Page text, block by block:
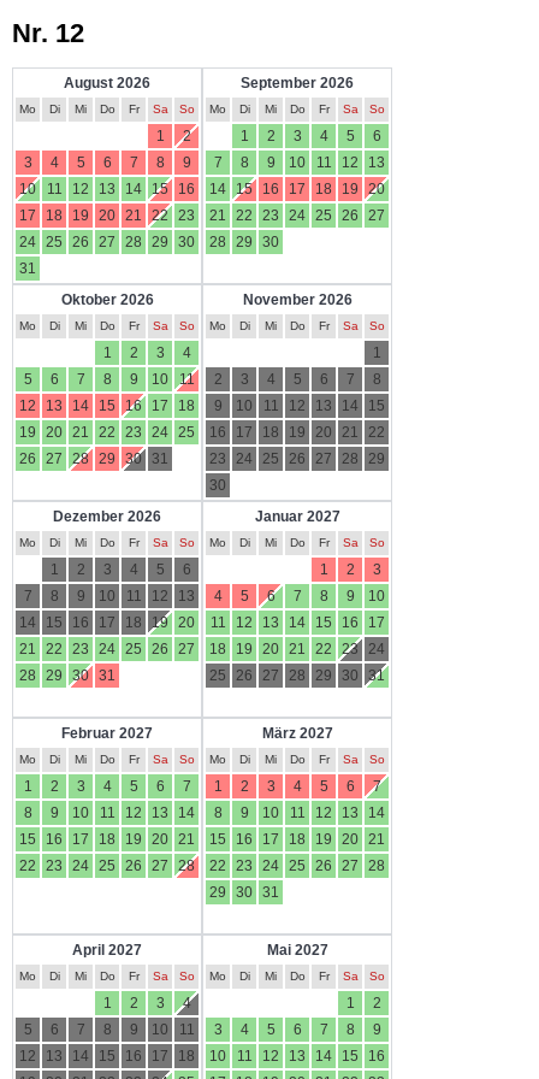
Nr. 12
August 2026
Mo Di Mi Do Fr Sa So
1
2
3
4 5 6 7 8
9
10
11 12 13 14 15
16
17
18 19 20 21 22
23
24 25 26 27 28 29
30
31
September 2026
Mo Di Mi Do Fr Sa So
1 2 3 4 5
6
7
8 9 10 11 12
13
14
15 16 17 18 19
20
21
22 23 24 25 26
27
28
29 30
Oktober 2026
Mo Di Mi Do Fr Sa So
1 2 3
4
5
6 7 8 9 10
11
12
13 14 15 16 17
18
19
20 21 22 23 24 25
26
27 28 29 30 31
November 2026
Mo Di Mi Do Fr Sa So
1
2
3 4 5 6 7
8
9
10 11 12 13 14
15
16
17 18 19 20 21
22
23
24 25 26 27 28
29
30
Dezember 2026
Mo Di Mi Do Fr Sa So
1 2 3 4 5
6
7
8 9 10 11 12
13
14
15 16 17 18 19
20
21
22 23 24 25 26
27
28
29 30 31
Januar 2027
Mo Di Mi Do Fr Sa So
1 2
3
4
5 6 7 8 9
10
11
12 13 14 15 16
17
18
19 20 21 22 23
24
25
26 27 28 29 30 31
Februar 2027
Mo Di Mi Do Fr Sa So
1 2 3 4 5 6
7
8
9 10 11 12 13
14
15
16 17 18 19 20 21
22
23 24 25 26 27 28
März 2027
Mo Di Mi Do Fr Sa So
1 2 3 4 5 6
7
8
9 10 11 12 13
14
15
16 17 18 19 20 21
22
23 24 25 26 27
28
29
30 31
April 2027
Mo Di Mi Do Fr Sa So
1 2 3
4
5
6 7 8 9 10
11
12
13 14 15 16 17
18
Mai 2027
Mo Di Mi Do Fr Sa So
1
2
3
4 5 6 7 8
9
10
11 12 13 14 15
16